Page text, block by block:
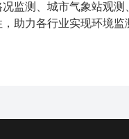
测、城市气象站观测
助力各行业实现环境